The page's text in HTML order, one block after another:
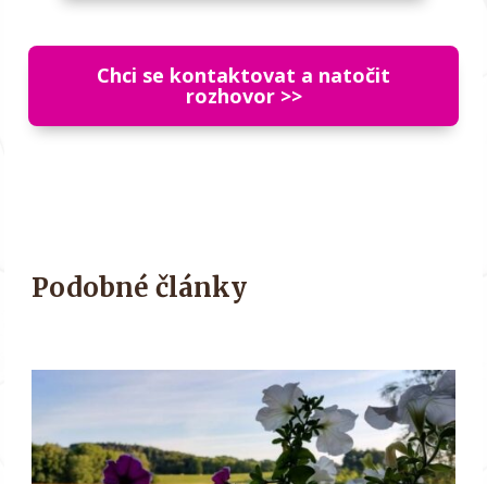
Chci se kontaktovat a natočit
rozhovor >>
Podobné články